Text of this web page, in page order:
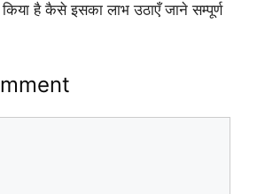
है कैसे इसका लाभ उठाएँ जाने सम्पूर्ण